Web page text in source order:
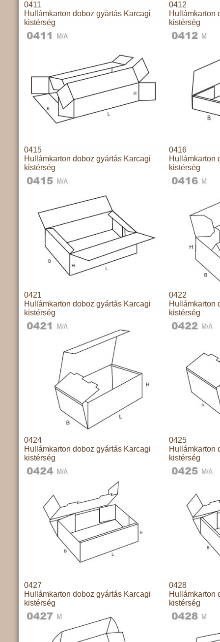
0411
Hullámkarton doboz gyártás Karcagi
kistérség
0412
Hullámkarton
kistérség
0415
Hullámkarton doboz gyártás Karcagi
kistérség
0416
Hullámkarton
kistérség
0421
Hullámkarton doboz gyártás Karcagi
kistérség
0422
Hullámkarton
kistérség
0424
Hullámkarton doboz gyártás Karcagi
kistérség
0425
Hullámkarton
kistérség
0427
Hullámkarton doboz gyártás Karcagi
kistérség
0428
Hullámkarton
kistérség